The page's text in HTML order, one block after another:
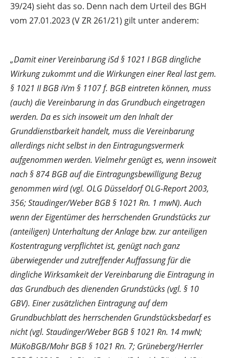
39/24) sieht das so. Denn nach dem Urteil des BGH
vom 27.01.2023 (V ZR 261/21) gilt unter anderem:
„Damit einer Vereinbarung iSd § 1021 I BGB dingliche
Wirkung zukommt und die Wirkungen einer Real last gem.
§ 1021 II BGB iVm § 1107 f. BGB eintreten können, muss
(auch) die Vereinbarung in das Grundbuch eingetragen
werden. Da es sich insoweit um den Inhalt der
Grunddienstbarkeit handelt, muss die Vereinbarung
allerdings nicht selbst in den Eintragungsvermerk
aufgenommen werden. Vielmehr genügt es, wenn insoweit
nach § 874 BGB auf die Eintragungsbewilligung Bezug
genommen wird (vgl. OLG Düsseldorf OLG-Report 2003,
356; Staudinger/Weber BGB § 1021 Rn. 1 mwN). Auch
wenn der Eigentümer des herrschenden Grundstücks zur
(anteiligen) Unterhaltung der Anlage bzw. zur anteiligen
Kostentragung verpflichtet ist, genügt nach ganz
überwiegender und zutreffender Auffassung für die
dingliche Wirksamkeit der Vereinbarung die Eintragung in
das Grundbuch des dienenden Grundstücks (vgl. § 10
GBV). Einer zusätzlichen Eintragung auf dem
Grundbuchblatt des herrschenden Grundstücksbedarf es
nicht (vgl. Staudinger/Weber BGB § 1021 Rn. 14 mwN;
MüKoBGB/Mohr BGB § 1021 Rn. 7; Grüneberg/Herrler